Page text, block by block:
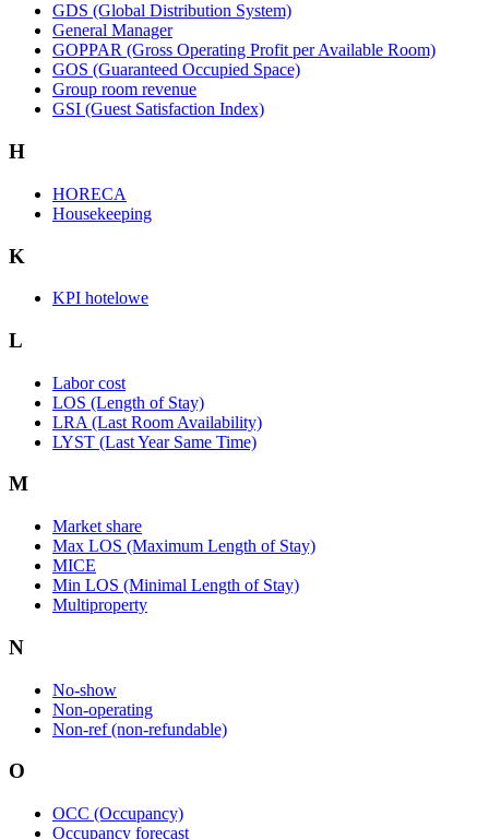
GDS (Global Distribution System)
General Manager
GOPPAR (Gross Operating Profit per Available Room)
GOS (Guaranteed Occupied Space)
Group room revenue
GSI (Guest Satisfaction Index)
H
HORECA
Housekeeping
K
KPI hotelowe
L
Labor cost
LOS (Length of Stay)
LRA (Last Room Availability)
LYST (Last Year Same Time)
M
Market share
Max LOS (Maximum Length of Stay)
MICE
Min LOS (Minimal Length of Stay)
Multiproperty
N
No-show
Non-operating
Non-ref (non-refundable)
O
OCC (Occupancy)
Occupancy forecast